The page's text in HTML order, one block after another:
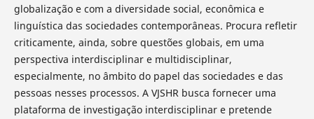
globalização e com a diversidade social, econômica e
linguística das sociedades contemporâneas. Procura refletir
criticamente, ainda, sobre questões globais, em uma
perspectiva interdisciplinar e multidisciplinar,
especialmente, no âmbito do papel das sociedades e das
pessoas nesses processos. A VJSHR busca fornecer uma
plataforma de investigação interdisciplinar e pretende